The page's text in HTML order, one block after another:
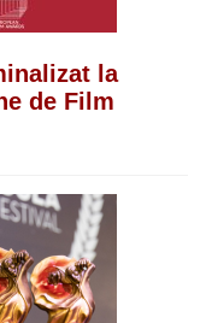
la
de Film